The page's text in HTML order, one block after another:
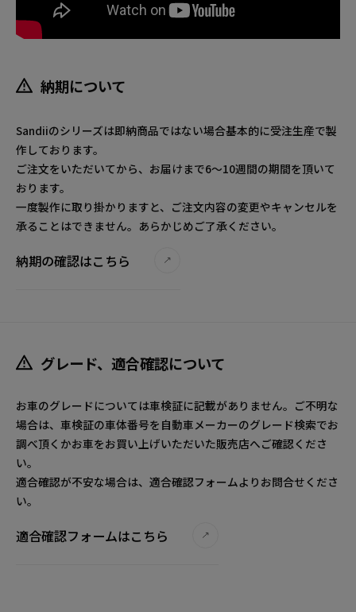
納期について
Sandiiのシリーズは即納商品ではない場合基本的に受注生産で製
作しております。
ご注文をいただいてから、お届けまで6～10週間の期間を頂いて
おります。
一度製作に取り掛かりますと、ご注文内容の変更やキャンセルを
承ることはできません。あらかじめご了承ください。
納期の確認はこちら
グレード、適合確認について
お車のグレードについては車検証に記載がありません。ご不明な
場合は、車検証の車体番号を自動車メーカーのグレード検索でお
調べ頂くかお車をお買い上げいただいた販売店へご確認くださ
い。
適合確認が不安な場合は、適合確認フォームよりお問合せくださ
い。
適合確認フォームはこちら